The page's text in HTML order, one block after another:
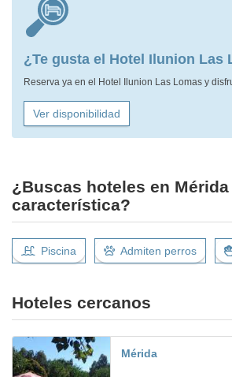
¿Te gusta el Hotel Ilunion Las
Reserva ya en el Hotel Ilunion Las Lomas y
Ver disponibilidad
¿Buscas hoteles en
característica?
Piscina Admiten perros
Hoteles cercanos
Mérida